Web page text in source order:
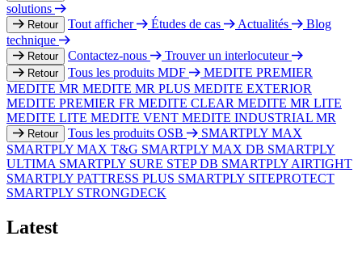
solutions
Retour Tout afficher Études de cas Actualités
Blog
technique
Retour Contactez-nous Trouver un interlocuteur
Retour Tous les produits MDF
MEDITE PREMIER
MEDITE MR MEDITE MR PLUS MEDITE EXTERIOR
MEDITE PREMIER FR MEDITE CLEAR MEDITE MR LITE
MEDITE LITE MEDITE VENT MEDITE INDUSTRIAL MR
Retour Tous les produits OSB
SMARTPLY MAX
SMARTPLY MAX T&G SMARTPLY MAX DB SMARTPLY
ULTIMA SMARTPLY SURE STEP DB SMARTPLY AIRTIGHT
SMARTPLY PATTRESS PLUS SMARTPLY SITEPROTECT
SMARTPLY STRONGDECK
Latest